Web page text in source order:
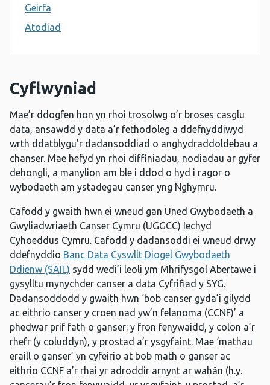
Geirfa
Atodiad
Cyflwyniad
Mae’r ddogfen hon yn rhoi trosolwg o’r broses casglu
data, ansawdd y data a’r fethodoleg a ddefnyddiwyd
wrth ddatblygu’r dadansoddiad o anghydraddoldebau a
chanser. Mae hefyd yn rhoi diffiniadau, nodiadau ar gyfer
dehongli, a manylion am ble i ddod o hyd i ragor o
wybodaeth am ystadegau canser yng Nghymru.
Cafodd y gwaith hwn ei wneud gan Uned Gwybodaeth a
Gwyliadwriaeth Canser Cymru (UGGCC) Iechyd
Cyhoeddus Cymru. Cafodd y dadansoddi ei wneud drwy
ddefnyddio Banc Data Cyswllt Diogel Gwybodaeth
Ddienw (SAIL) sydd wedi’i leoli ym Mhrifysgol Abertawe i
gysylltu mynychder canser a data Cyfrifiad y SYG.
Dadansoddodd y gwaith hwn ‘bob canser gyda’i gilydd
ac eithrio canser y croen nad yw’n felanoma (CCNF)’ a
phedwar prif fath o ganser: y fron fenywaidd, y colon a’r
rhefr (y coluddyn), y prostad a’r ysgyfaint. Mae ‘mathau
eraill o ganser’ yn cyfeirio at bob math o ganser ac
eithrio CCNF a’r rhai yr adroddir arnynt ar wahân (h.y.